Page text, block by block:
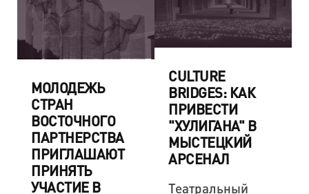
МОЛОДЕЖЬ
СТРАН
ВОСТОЧНОГО
ПАРТНЕРСТВА
ПРИГЛАШАЮТ
ПРИНЯТЬ
УЧАСТИЕ В
CULTURE
BRIDGES: КАК
ПРИВЕСТИ
"ХУЛИГАНА" В
МЫСТЕЦКИЙ
АРСЕНАЛ
Театральный